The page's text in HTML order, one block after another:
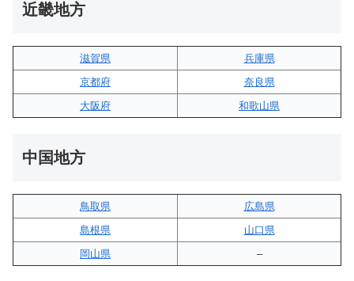
近畿地方
滋賀県
兵庫県
京都府
奈良県
大阪府
和歌山県
中国地方
鳥取県
広島県
島根県
山口県
岡山県
–